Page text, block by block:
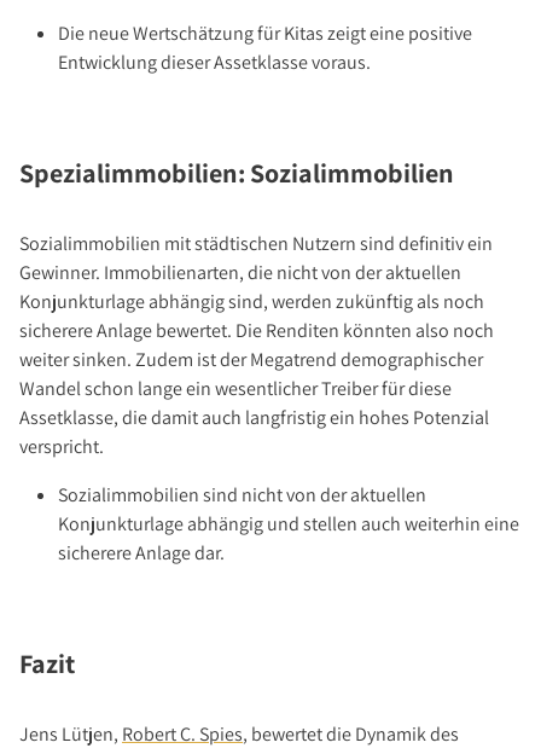
Die neue Wertschätzung für Kitas zeigt eine positive
Entwicklung dieser Assetklasse voraus.
Spezialimmobilien: Sozialimmobilien
Sozialimmobilien mit städtischen Nutzern sind definitiv ein
Gewinner. Immobilienarten, die nicht von der aktuellen
Konjunkturlage abhängig sind, werden zukünftig als noch
sicherere Anlage bewertet. Die Renditen könnten also noch
weiter sinken. Zudem ist der Megatrend demographischer
Wandel schon lange ein wesentlicher Treiber für diese
Assetklasse, die damit auch langfristig ein hohes Potenzial
verspricht.
Sozialimmobilien sind nicht von der aktuellen
Konjunkturlage abhängig und stellen auch weiterhin eine
sicherere Anlage dar.
Fazit
Jens Lütjen, Robert C. Spies, bewertet die Dynamik des